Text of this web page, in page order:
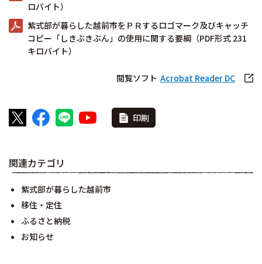
ロバイト）
紫式部が暮らした越前市をＰＲするロゴマーク及びキャッチ
コピー「しきぶきぶん」の使用に関する要綱（PDF形式 231
キロバイト）
閲覧ソフト Acrobat Reader DC
印刷
関連カテゴリ
紫式部が暮らした越前市
移住・定住
ふるさと納税
お知らせ